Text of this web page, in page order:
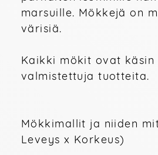
marsuille. Mökkejä on
värisiä.
Kaikki mökit ovat käsin
valmistettuja tuotteita.
Mökkimallit ja niiden
Leveys x Korkeus)